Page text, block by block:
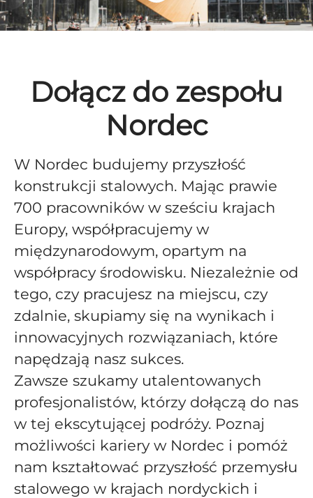
Dołącz do zespołu
Nordec
W Nordec budujemy przyszłość
konstrukcji stalowych. Mając prawie
700 pracowników w sześciu krajach
Europy, współpracujemy w
międzynarodowym, opartym na
współpracy środowisku. Niezależnie od
tego, czy pracujesz na miejscu, czy
zdalnie, skupiamy się na wynikach i
innowacyjnych rozwiązaniach, które
napędzają nasz sukces.
Zawsze szukamy utalentowanych
profesjonalistów, którzy dołączą do nas
w tej ekscytującej podróży. Poznaj
możliwości kariery w Nordec i pomóż
nam kształtować przyszłość przemysłu
stalowego w krajach nordyckich i